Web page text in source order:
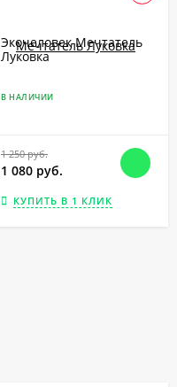
Экочеловек Мечтатель
Луковка
В НАЛИЧИИ
1 250 руб.
1 080 руб.
КУПИТЬ В 1 КЛИК